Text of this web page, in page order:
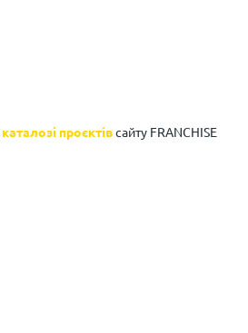
каталозі проєктівсайту FRANCHISE